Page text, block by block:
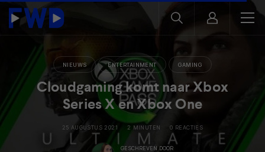
NIEUWS ENTERTAINMENT GAMING
Cloudgaming komt naar Xbox
Series X en Xbox One
25 AUGUSTUS 2021 2 MINUTEN 0 REACTIES
GESCHREVEN DOOR